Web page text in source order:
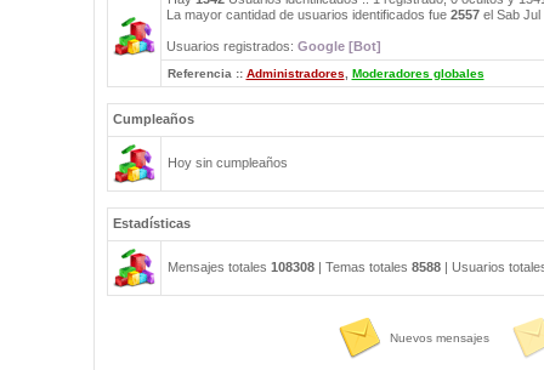
La mayor cantidad de usuarios identificados fue 2557el Sab Jul
Usuarios registrados: Google [Bot]
Referencia :: Administradores Moderadores globales
Cumpleaños
Hoy sin cumpleaños
Estadísticas
Mensajes totales 108308| Temas totales 8588| Usuarios
Nuevos mensajes